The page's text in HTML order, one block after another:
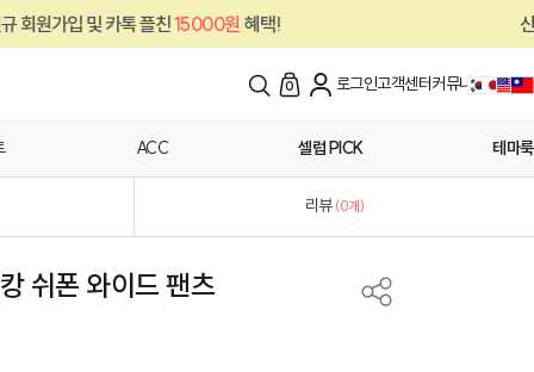
친15000원혜택! 신규 회원가입 및 카톡
0 로그인고객센터커뮤니티
ACC 셀럽 PICK 테마룩
리뷰 (0개)
쉬폰 와이드 팬츠